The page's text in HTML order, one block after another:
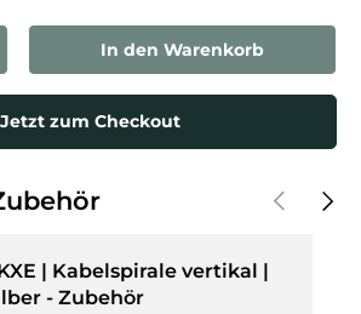
erhöhenIn den Warenkorb
Jetzt zum Checkout
Vorherige
| Kabelspirale vertikal |
- Zubehör